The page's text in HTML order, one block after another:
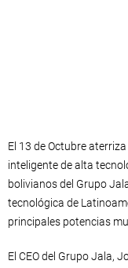
El 13 de Octubre
inteligente de alta
bolivianos del Grupo
tecnológica de
principales potencias
El CEO del Grupo Jala,